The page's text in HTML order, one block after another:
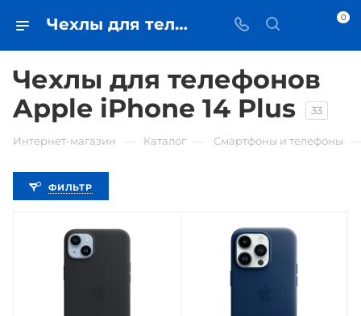
Чехлы для телефонов Apple iPhone 14 Plus • купить чехол в Самаре - iЧехол 0
Чехлы для телефонов
Apple iPhone 14 Plus
33
Интернет-магазин Каталог Смартфоны и телефоны
ФИЛЬТР